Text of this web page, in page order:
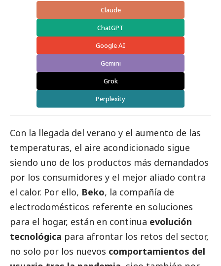
Claude
ChatGPT
Google AI
Gemini
Grok
Perplexity
Con la llegada del verano y el aumento de las
temperaturas, el aire acondicionado sigue
siendo uno de los productos más demandados
por los consumidores y el mejor aliado contra
el calor. Por ello, Beko, la compañía de
electrodomésticos referente en soluciones
para el hogar, están en continua evolución
tecnológica para afrontar los retos del sector,
no solo por los nuevos comportamientos del